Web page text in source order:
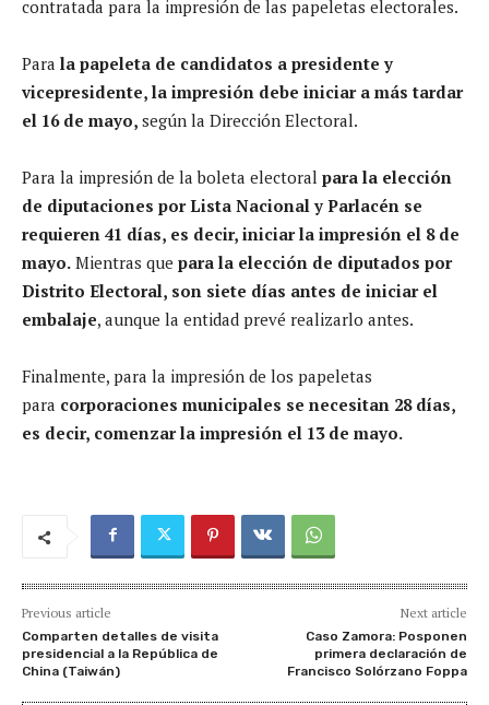
contratada para la impresión de las papeletas electorales.
Para la papeleta de candidatos a presidente y
vicepresidente, la impresión debe iniciar a más tardar
el 16 de mayo, según la Dirección Electoral.
Para la impresión de la boleta electoral para la elección
de diputaciones por Lista Nacional y Parlacén se
requieren 41 días, es decir, iniciar la impresión el 8 de
mayo. Mientras que para la elección de diputados por
Distrito Electoral, son siete días antes de iniciar el
embalaje, aunque la entidad prevé realizarlo antes.
Finalmente, para la impresión de los papeletas
para corporaciones municipales se necesitan 28 días,
es decir, comenzar la impresión el 13 de mayo.
Previous article
Comparten detalles de visita
presidencial a la República de
China (Taiwán)
Next article
Caso Zamora: Posponen
primera declaración de
Francisco Solórzano Foppa